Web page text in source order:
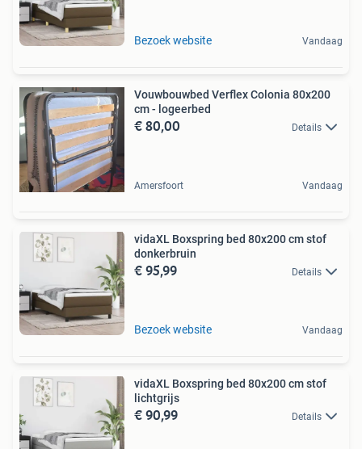
Bezoek website Vandaag
Vouwbouwbed Verflex Colonia 80x200
cm - logeerbed
€ 80,00 Details
Amersfoort Vandaag
vidaXL Boxspring bed 80x200 cm stof
donkerbruin
€ 95,99 Details
Bezoek website Vandaag
vidaXL Boxspring bed 80x200 cm stof
lichtgrijs
€ 90,99 Details